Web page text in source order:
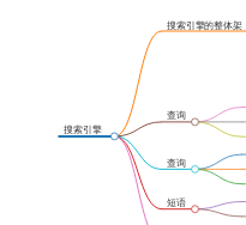
短语
查询
查询
搜索引擎的整体架
搜索引擎